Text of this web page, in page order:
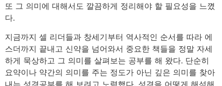
또 그 의미에 대해서도 깔끔하게 정리해야 할 필요성을 느꼈
다.
지금까지 셀 리더들과 창세기부터 역사적인 순서를 따라 에
스더까지 끝내고 신약을 넘어와서 중요한 책들을 정말 자세
하게 묵상하고 그 의미를 살펴보는 공부를 해 왔다. 단순히
요약이나 약간의 의미를 주는 정도가 아닌 깊은 의미를 찾아
내는 성경공부를 해 보려고 노력했다. 성경을 어떻게 해석해